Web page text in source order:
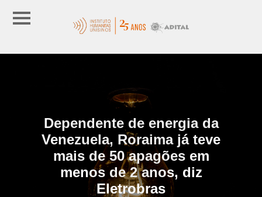
Dependente de energia da
Venezuela, Roraima já teve
mais de 50 apagões em
menos de 2 anos, diz
Eletrobras